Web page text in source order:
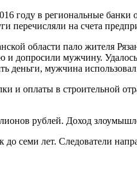
году в региональные
перечисляли на счета
области пало жителя
допросили мужчину.
деньги, мужчина
оплаты в строительной
рублей. Доход
семи лет. Следователи